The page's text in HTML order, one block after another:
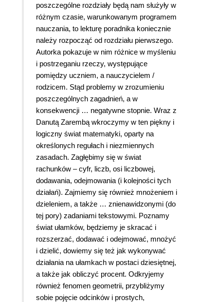
poszczególne rozdziały będą nam służyły w
różnym czasie, warunkowanym programem
nauczania, to lekturę poradnika koniecznie
należy rozpocząć od rozdziału pierwszego.
Autorka pokazuje w nim różnice w myśleniu
i postrzeganiu rzeczy, występujące
pomiędzy uczniem, a nauczycielem /
rodzicem. Stąd problemy w zrozumieniu
poszczególnych zagadnień, a w
konsekwencji … negatywne stopnie. Wraz z
Danutą Zarembą wkroczymy w ten piękny i
logiczny świat matematyki, oparty na
określonych regułach i niezmiennych
zasadach. Zagłębimy się w świat
rachunków – cyfr, liczb, osi liczbowej,
dodawania, odejmowania (i kolejności tych
działań). Zajmiemy się również mnożeniem i
dzieleniem, a także … znienawidzonymi (do
tej pory) zadaniami tekstowymi. Poznamy
świat ułamków, będziemy je skracać i
rozszerzać, dodawać i odejmować, mnożyć
i dzielić, dowiemy się też jak wykonywać
działania na ułamkach w postaci dziesiętnej,
a także jak obliczyć procent. Odkryjemy
również fenomen geometrii, przybliżymy
sobie pojęcie odcinków i prostych,